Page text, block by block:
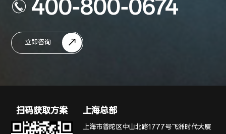
400-800-0674
立即咨询
扫码获取方案 上海总部
上海市普陀区中山北路1777号飞洲时代大厦